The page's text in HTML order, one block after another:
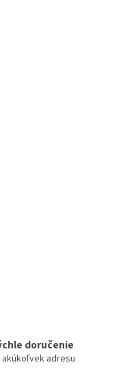
doručenie
akúkoľvek adresu